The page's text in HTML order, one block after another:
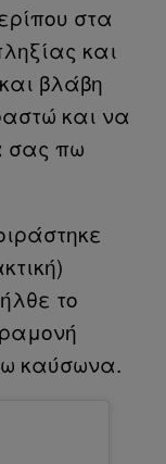
στα
και
βλάβη
και να
σας πω
το
καύσωνα.